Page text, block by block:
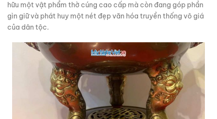
hữu một vật phẩm thờ cúng cao cấp mà còn đang góp phần
gìn giữ và phát huy một nét đẹp văn hóa truyền thống vô giá
của dân tộc.